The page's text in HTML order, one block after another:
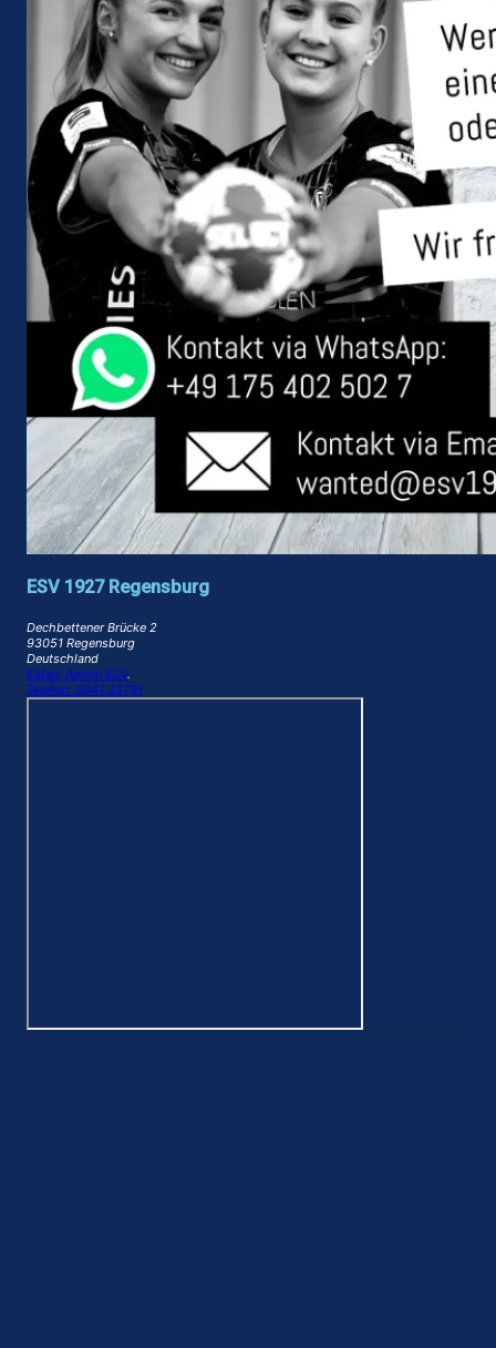
ESV 1927 Regensburg
Dechbettener Brücke 2
93051 Regensburg
Deutschland
EMail: Admin ESV.
Telefon: 0941 33791